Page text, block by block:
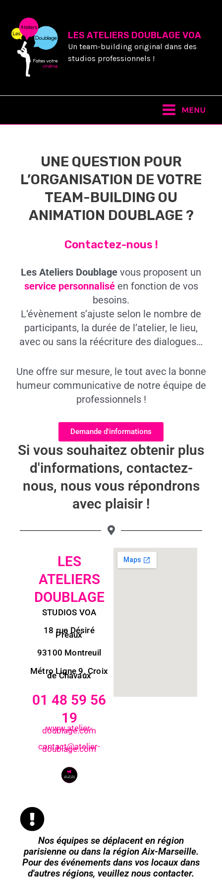
content
LES ATELIERS DOUBLAGE VOA
Un team-building original dans des
studios professionnels !
MainMENU
UNE QUESTION POUR
L’ORGANISATION DE VOTRE
TEAM-BUILDING OU
ANIMATION DOUBLAGE ?
Contactez-nous !
Les Ateliers Doublage vous proposent un
service personnaliséen fonction de vos
besoins.
L’évènement s’ajuste selon le nombre de
participants, la durée de l’atelier, le lieu,
avec ou sans la réécriture des dialogues…
Une offre sur mesure, le tout avec la bonne
humeur communicative de notre équipe de
professionnels !
Demande d'informations
Si vous souhaitez obtenir plus
d'informations, contactez-
nous, nous vous répondrons
avec plaisir !
LES
ATELIERS
DOUBLAGE
STUDIOS VOA
18 rue Désiré
Préaux
93100 Montreuil
Métro Ligne 9, Croix
de Chavaux
01 48 59 56
19
www.atelier-
doublage.com
contact@atelier-
doublage.com
Nos équipes se déplacent en région
parisienne ou dans la région Aix-Marseille.
Pour des événements dans vos locaux dans
d'autres régions, veuillez nous contacter.